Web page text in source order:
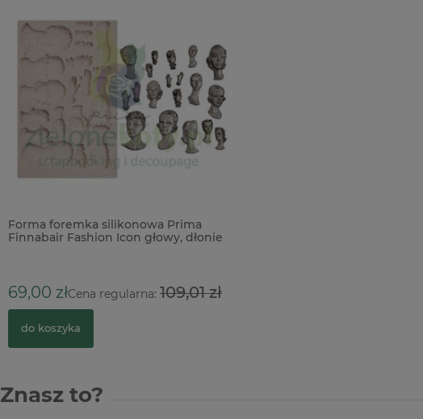
Forma foremka silikonowa Prima
Finnabair Fashion Icon głowy, dłonie
69,00 złCena regularna: 109,01 zł
do koszyka
Znasz to?